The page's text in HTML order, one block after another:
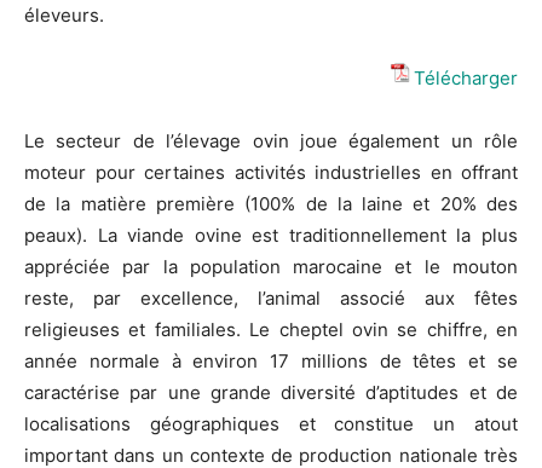
éleveurs.
Télécharger
Le secteur de l’élevage ovin joue également un rôle
moteur pour certaines activités industrielles en offrant
de la matière première (100% de la laine et 20% des
peaux). La viande ovine est traditionnellement la plus
appréciée par la population marocaine et le mouton
reste, par excellence, l’animal associé aux fêtes
religieuses et familiales. Le cheptel ovin se chiffre, en
année normale à environ 17 millions de têtes et se
caractérise par une grande diversité d’aptitudes et de
localisations géographiques et constitue un atout
important dans un contexte de production nationale très